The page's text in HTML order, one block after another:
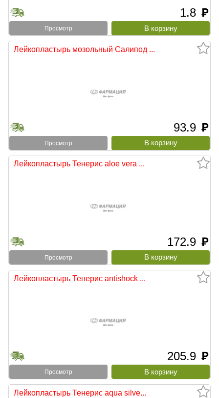
1.8 руб
Просмотр
Лейкопластырь мозольный Салипод ...
93.9 руб
Просмотр
Лейкопластырь Тенерис aloe vera ...
172.9 руб
Просмотр
Лейкопластырь Тенерис antishock ...
205.9 руб
Просмотр
Лейкопластырь Тенерис aqua silve...